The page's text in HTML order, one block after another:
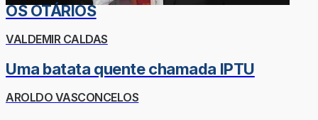
OS OTÁRIOS
VALDEMIR CALDAS
Uma batata quente chamada IPTU
AROLDO VASCONCELOS